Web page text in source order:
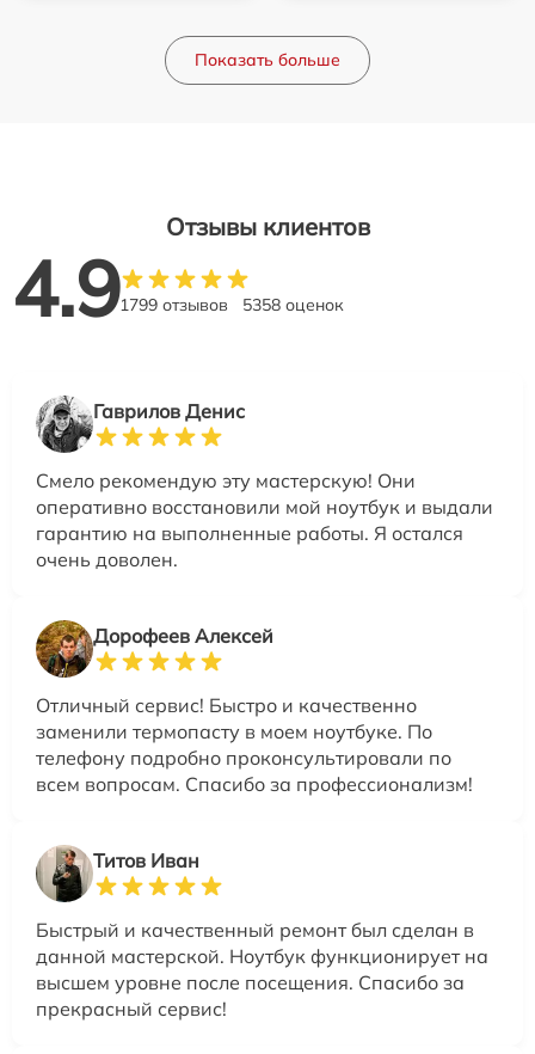
Показать больше
Отзывы клиентов
4.91799 отзывов 5358 оценок
Гаврилов Денис
Смело рекомендую эту мастерскую! Они
оперативно восстановили мой ноутбук и выдали
гарантию на выполненные работы. Я остался
очень доволен.
Дорофеев Алексей
Отличный сервис! Быстро и качественно
заменили термопасту в моем ноутбуке. По
телефону подробно проконсультировали по
всем вопросам. Спасибо за профессионализм!
Титов Иван
Быстрый и качественный ремонт был сделан в
данной мастерской. Ноутбук функционирует на
высшем уровне после посещения. Спасибо за
прекрасный сервис!